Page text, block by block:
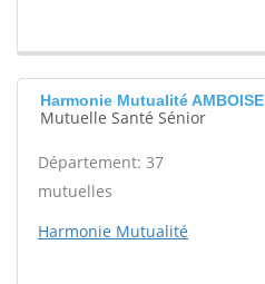
Harmonie Mutualité AMBOISE
Mutuelle Santé Sénior
Département: 37
mutuelles
Harmonie Mutualité